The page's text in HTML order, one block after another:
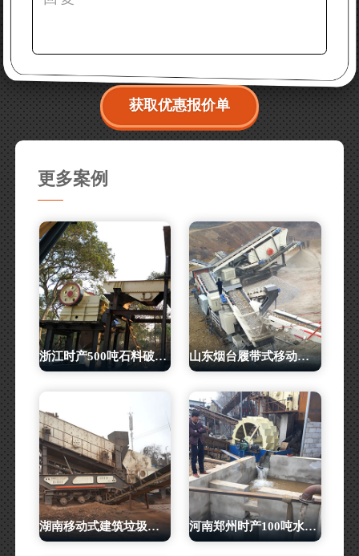
获取优惠报价单
更多案例
浙江时产500吨石料破碎生产线 山东烟台履带式移动破碎站客户现场
湖南移动式建筑垃圾破碎机客户生产现场 河南郑州时产100吨水洗石粉生产线